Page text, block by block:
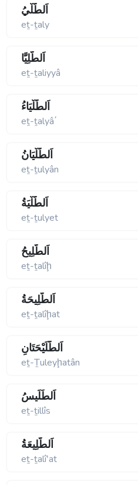
اَلطَّلْيُ
eṯ-ṯaly
اَلطَّلِيَّا
eṯ-ṯaliyyâ
اَلطَّلْيَاءُ
eṯ-ṯalyâ΄
اَلطُّلْيَانُ
eṯ-ṯulyân
اَلطُّلْيَةُ
eṯ-ṯulyet
اَلطَّلِيحُ
eṯ-ṯalîḩ
اَلطَّلِيحَةُ
eṯ-ṯalîḩat
اَلطُّلَيْحَتَانِ
eṯ-Ṯuleyḩatân
اَلطِّلِّيسُ
eṯ-ṯillîs
اَلطَّلِيعَةُ
eṯ-ṯalîʹat